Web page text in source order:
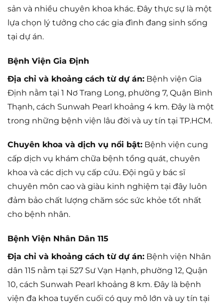
sản và nhiều chuyên khoa khác. Đây thực sự là một
lựa chọn lý tưởng cho các gia đình đang sinh sống
tại dự án.
Bệnh Viện Gia Định
Địa chỉ và khoảng cách từ dự án: Bệnh viện Gia
Định nằm tại 1 Nơ Trang Long, phường 7, Quận Bình
Thạnh, cách Sunwah Pearl khoảng 4 km. Đây là một
trong những bệnh viện lâu đời và uy tín tại TP.HCM.
Chuyên khoa và dịch vụ nổi bật: Bệnh viện cung
cấp dịch vụ khám chữa bệnh tổng quát, chuyên
khoa và các dịch vụ cấp cứu. Đội ngũ y bác sĩ
chuyên môn cao và giàu kinh nghiệm tại đây luôn
đảm bảo chất lượng chăm sóc sức khỏe tốt nhất
cho bệnh nhân.
Bệnh Viện Nhân Dân 115
Địa chỉ và khoảng cách từ dự án: Bệnh viện Nhân
dân 115 nằm tại 527 Sư Vạn Hạnh, phường 12, Quận
10, cách Sunwah Pearl khoảng 8 km. Đây là bệnh
viện đa khoa tuyến cuối có quy mô lớn và uy tín tại